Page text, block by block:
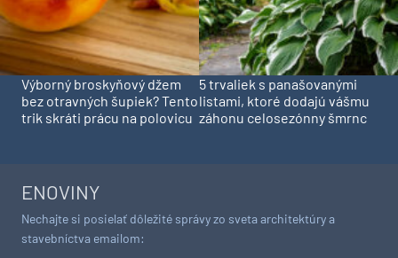
Výborný broskyňový džem
bez otravných šupiek? Tento
trik skráti prácu na polovicu
5 trvaliek s panašovanými
listami, ktoré dodajú vášmu
záhonu celosezónny šmrnc
ENOVINY
Nechajte si posielať dôležité správy zo sveta architektúry a
stavebníctva emailom: